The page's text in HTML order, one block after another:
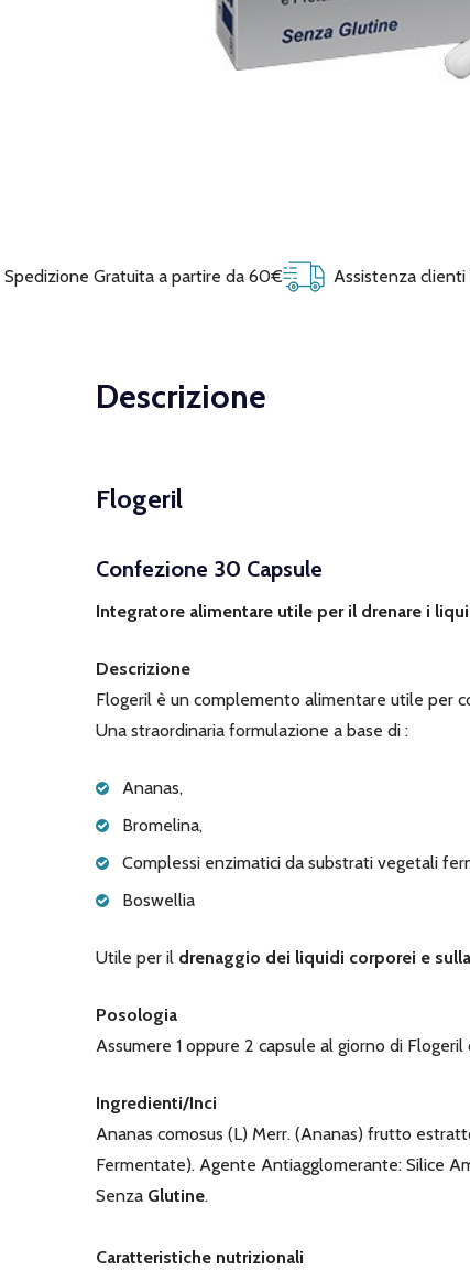
Spedizione Gratuita a partire da 60€ Assistenza
Descrizione
Flogeril
Confezione 30 Capsule
Integratore alimentare utile per il drenare i
Descrizione
Flogeril è un complemento alimentare utile per
Una straordinaria formulazione a base di :
Ananas,
Bromelina,
Complessi enzimatici da substrati vegetali
Boswellia
Utile per il drenaggio dei liquidi corporei e
Posologia
Assumere 1 oppure 2 capsule al giorno di
Ingredienti/Inci
Ananas comosus (L) Merr. (Ananas) frutto
Fermentate). Agente Antiagglomerante: Silice
Senza Glutine.
Caratteristiche nutrizionali